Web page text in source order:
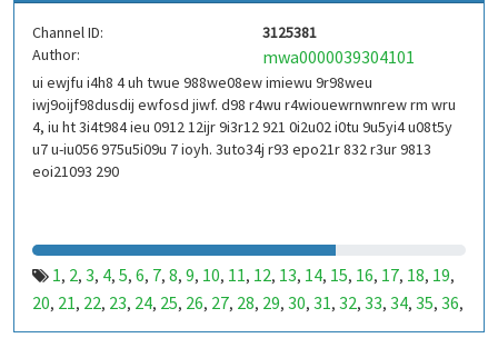
123,124,125,126,127,128,129,130,131,132,133,134,
135,136,137 141,142,143
147,148 153,154,155,156,157,158
159,160,161,162,163,164,165 ,166,167,168,
171 ,172,173 ,174,175,176,177,178,179 ,180,181 ,182,
183,184,185,186, 187,188,189 ,190,191,192,193,194
195,196 ,197
231,232,233,234,235,236,237,238,239,
243, 244, 245, 246, 247,248,249,250 ,251,252, 253 ,254,
255 ,256,257, 258,259,260,261,262,263 ,264,265 , 266
Channel ID:
3125381
Author:
mwa0000039304101
ui ewjfu i4h8 4 uh twue 988we08ew imiewu 9r98weu
iwj9oijf98dusdij ewfosd jiwf. d98 r4wu r4wiouewrnwnrew rm wru
4, iu ht 3i4t984 ieu 0912 12ijr 9i3r12 921 0i2u02 i0tu 9u5yi4 u08t5y
u7 u-iu056 975u5i09u 7 ioyh. 3uto34j r93 epo21r 832 r3ur 9813
eoi21093 290
1, 2, 3, 4, 5, 6, 7, 8, 9, 10, 11, 12, 13, 14, 15, 16, 17, 18, 19,
20, 21, 22, 23, 24, 25, 26, 27, 28, 29, 30, 31, 32, 33, 34, 35, 36,
37,38,39,40,41,42,43,44,45,46,47,48,49,50,51,52,53,